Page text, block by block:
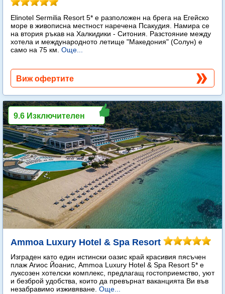
Elinotel Sermilia Resort 5* е разположен на брега на Егейско
море в живописна местност наречена Псакудия. Намира се
на втория ръкав на Халкидики - Ситония. Разстояние между
хотела и международното летище "Македония" (Солун) е
само на 75 км. Още...
Виж офертите
Ammoa Luxury Hotel & Spa Resort
Изграден като един истински оазис край красивия пясъчен
плаж Агиос Йоанис, Ammoa Luxury Hotel & Spa Resort 5* е
луксозен хотелски комплекс, предлагащ гостоприемство, уют
и безброй удобства, които да превърнат ваканцията Ви във
незабравимо изживяване. Още...
9.6 Изключителен